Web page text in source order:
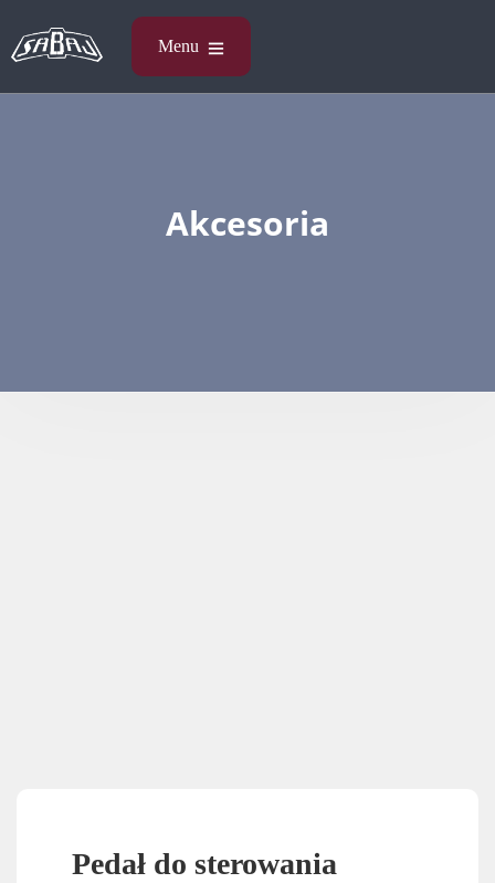
Akcesoria
Pedał do sterowania